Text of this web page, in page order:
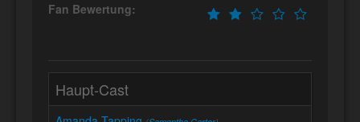
Fan Bewertung:
Haupt-Cast